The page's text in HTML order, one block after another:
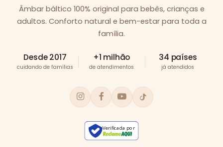
Âmbar báltico 100% original para bebês, crianças e
adultos. Conforto natural e bem-estar para toda a
família.
Desde 2017
cuidando de famílias
+1 milhão
de atendimentos
34 países
já atendidos
Verificada por